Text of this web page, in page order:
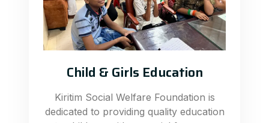
Child & Girls Education
Kiritim Social Welfare Foundation is
dedicated to providing quality education